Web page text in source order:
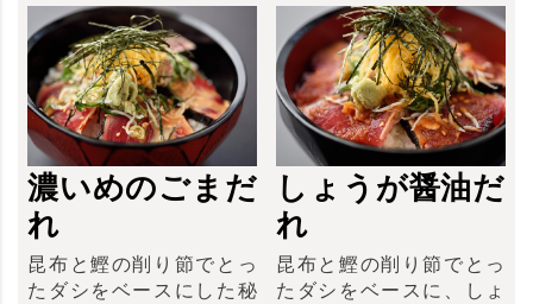
濃いめのごまだ
れ
昆布と鰹の削り節でとっ
たダシをベースにした秘
しょうが醤油だ
れ
昆布と鰹の削り節でとっ
たダシをベースに、しょ